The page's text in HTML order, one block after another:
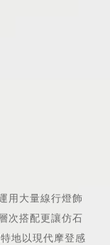
用大量線行燈飾
次搭配更讓仿石
地以現代摩登感